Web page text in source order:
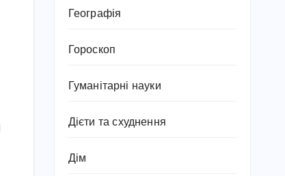
Географія
Гороскоп
Гуманітарні науки
Дієти та схуднення
Дім